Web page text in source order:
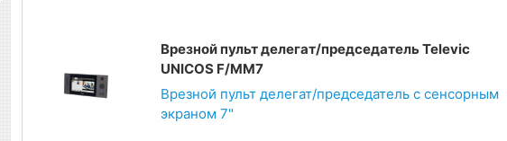
Врезной пульт делегат/председатель Televic
UNICOS F/MM7
Врезной пульт делегат/председатель с сенсорным
экраном 7"